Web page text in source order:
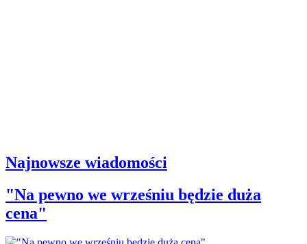
Najnowsze wiadomości
"Na pewno we wrześniu będzie duża
cena"